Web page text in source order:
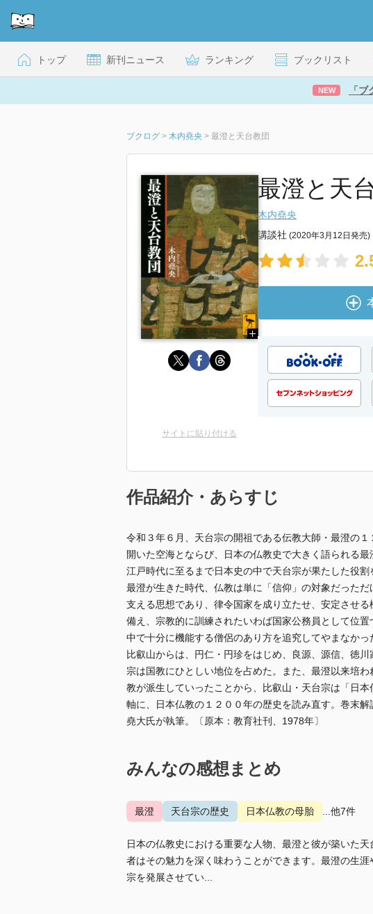
トップ 新刊ニュース ランキング ブックリスト
NEW 「
ブクログ > 木内堯央 > 最澄と天台教団
最澄と天
木内堯央
講談社 (2020年3月12日発売)
サイトに貼り付ける
作品紹介・あらすじ
令和３年６月、天台宗の開祖である伝教大師・最澄の
開いた空海とならび、日本の仏教史で大きく語られる
江戸時代に至るまで日本史の中で天台宗が果たした役割
最澄が生きた時代、仏教は単に「信仰」の対象だった
支える思想であり、律令国家を成り立たせ、安定させ
備え、宗教的に訓練されたいわば国家公務員として位
中で十分に機能する僧侶のあり方を追究してやまなか
比叡山からは、円仁・円珍をはじめ、良源、源信、徳
宗は国教にひとしい地位を占めた。また、最澄以来培
教が派生していったことから、比叡山・天台宗は「日
軸に、日本仏教の１２００年の歴史を読み直す。巻末
堯大氏が執筆。〔原本：教育社刊、1978年〕
みんなの感想まとめ
最澄 天台宗の歴史 日本仏教の母胎 ...他7件
日本の仏教史における重要な人物、最澄と彼が築いた
者はその魅力を深く味わうことができます。最澄の生
宗を発展させてい...